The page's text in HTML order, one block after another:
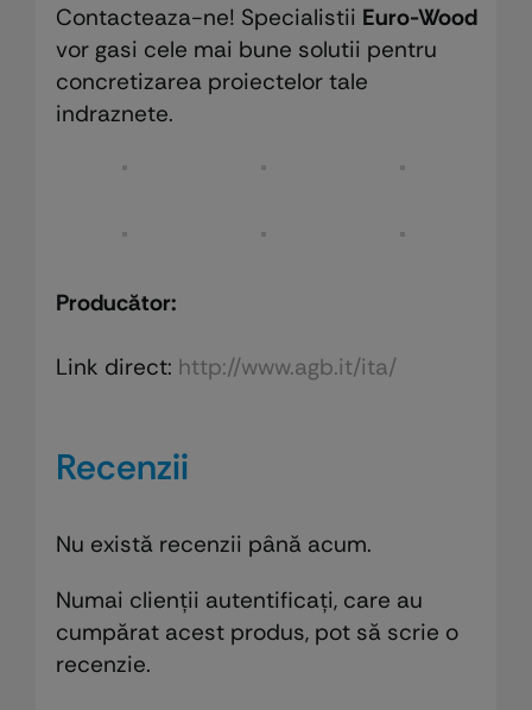
Contacteaza-ne! Specialistii Euro-Wood
vor gasi cele mai bune solutii pentru
concretizarea proiectelor tale
indraznete.
Producător:
Link direct: http://www.agb.it/ita/
Recenzii
Nu există recenzii până acum.
Numai clienții autentificați, care au
cumpărat acest produs, pot să scrie o
recenzie.